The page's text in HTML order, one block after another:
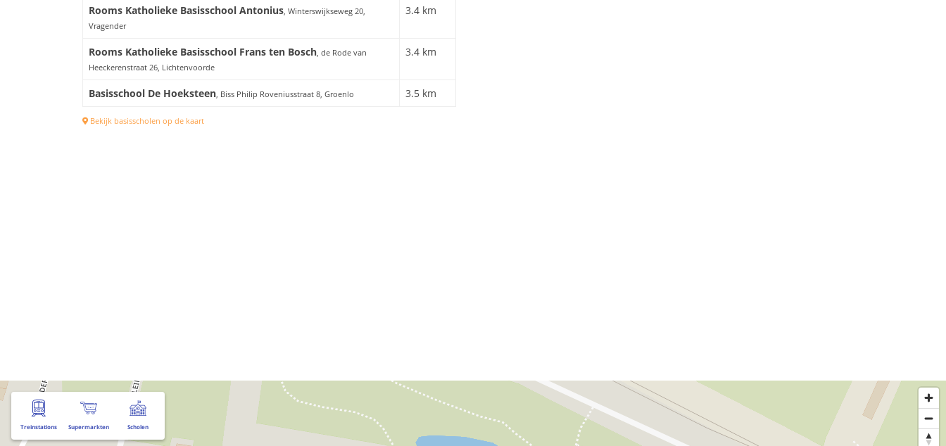
Rooms Katholieke Basisschool Antonius, Winterswijkseweg 20,
Vragender
3.4 km
Rooms Katholieke Basisschool Frans ten Bosch, de Rode van
Heeckerenstraat 26, Lichtenvoorde
3.4 km
Basisschool De Hoeksteen, Biss Philip Roveniusstraat 8, Groenlo 3.5 km
Bekijk basisscholen op de kaart
Treinstations Supermarkten Scholen